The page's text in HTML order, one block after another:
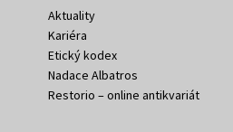
Aktuality
Kariéra
Etický kodex
Nadace Albatros
Restorio – online antikvariát